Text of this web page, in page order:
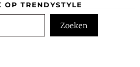
OP TRENDYSTYLE
Zoeken